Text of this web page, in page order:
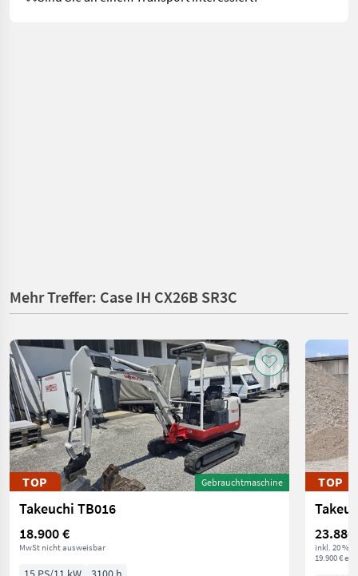
Mehr Treffer: Case IH CX26B SR3C
TOP Gebrauchtmaschine
Takeuchi TB016
18.900 €
MwSt nicht ausweisbar
TOP
23.880
inkl. 20 %
19.900 €